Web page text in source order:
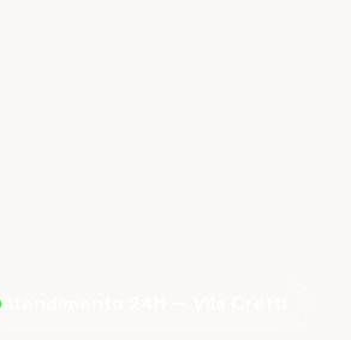
Atendimento 24h — Vila Cretti